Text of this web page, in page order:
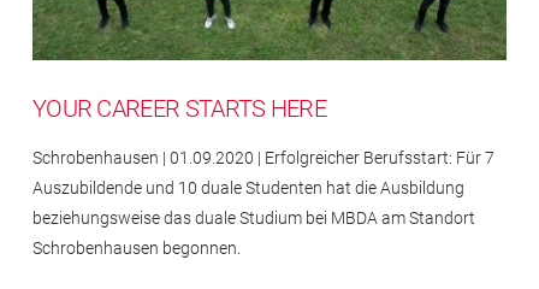
YOUR CAREER STARTS HERE
Schrobenhausen | 01.09.2020 | Erfolgreicher Berufsstart: Für 7
Auszubildende und 10 duale Studenten hat die Ausbildung
beziehungsweise das duale Studium bei MBDA am Standort
Schrobenhausen begonnen.
Impressum